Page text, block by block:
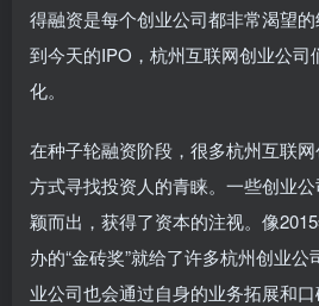
得融资是每个创业公司都非常渴望
到今天的IPO，杭州互联网创业公司
化。
在种子轮融资阶段，很多杭州互联
方式寻找投资人的青睐。一些创业
颖而出，获得了资本的注视。像
办的“金砖奖”就给了许多杭州创业
业公司也会通过自身的业务拓展和